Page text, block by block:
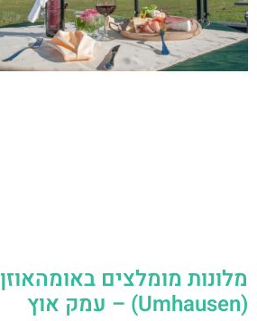
מלונות מומלצים באומהאוזן
(Umhausen) – עמק אוץ